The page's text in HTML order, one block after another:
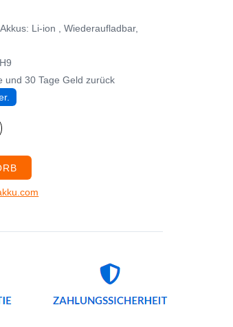
Li-ion , Wiederaufladbar,
und 30 Tage Geld zurück